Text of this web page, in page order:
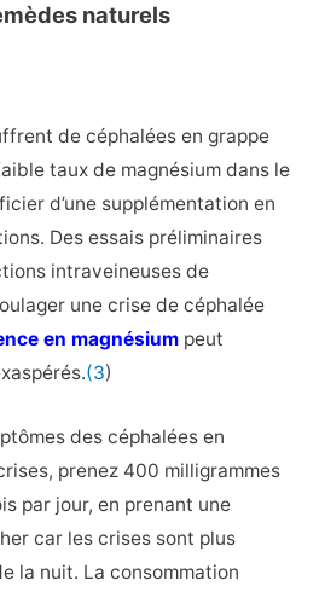
naturels
de céphalées en grappe
taux de magnésium dans le
d’une supplémentation en
Des essais préliminaires
intraveineuses de
une crise de céphalée
en magnésiumpeut
(3)
des céphalées en
prenez 400 milligrammes
par jour, en prenant une
car les crises sont plus
la nuit. La consommation